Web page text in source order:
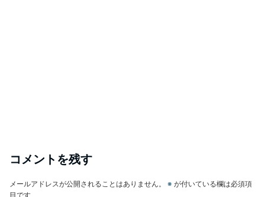
コメントを残す
メールアドレスが公開されることはありません。 ※ が付いている欄は必須項
目です